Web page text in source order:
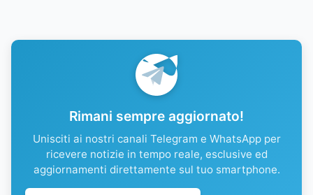
Rimani sempre aggiornato!
Unisciti ai nostri canali Telegram e WhatsApp per
ricevere notizie in tempo reale, esclusive ed
aggiornamenti direttamente sul tuo smartphone.